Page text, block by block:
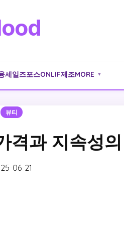
세일즈포스ONLIF제조MORE ▼
뷰티
격과 지속성
06-21